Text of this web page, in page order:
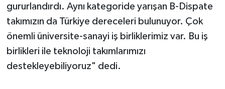
gururlandırdı. Aynı kategoride yarışan B-Dispate
takımızın da Türkiye dereceleri bulunuyor. Çok
önemli üniversite-sanayi iş birliklerimiz var. Bu iş
birlikleri ile teknoloji takımlarımızı
destekleyebiliyoruz" dedi.